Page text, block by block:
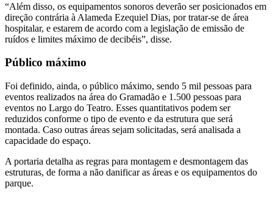
“Além disso, os equipamentos sonoros deverão ser posicionados em
direção contrária à Alameda Ezequiel Dias, por tratar-se de área
hospitalar, e estarem de acordo com a legislação de emissão de
ruídos e limites máximo de decibéis”, disse.
Público máximo
Foi definido, ainda, o público máximo, sendo 5 mil pessoas para
eventos realizados na área do Gramadão e 1.500 pessoas para
eventos no Largo do Teatro. Esses quantitativos podem ser
reduzidos conforme o tipo de evento e da estrutura que será
montada. Caso outras áreas sejam solicitadas, será analisada a
capacidade do espaço.
A portaria detalha as regras para montagem e desmontagem das
estruturas, de forma a não danificar as áreas e os equipamentos do
parque.